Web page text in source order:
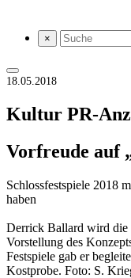
×
18.05.2018
Kultur PR-
Vorfreude auf
Schlossfestspiele 2018
haben
Derrick Ballard wird die
Vorstellung des
Festspiele gab er
Kostprobe. Foto: S.